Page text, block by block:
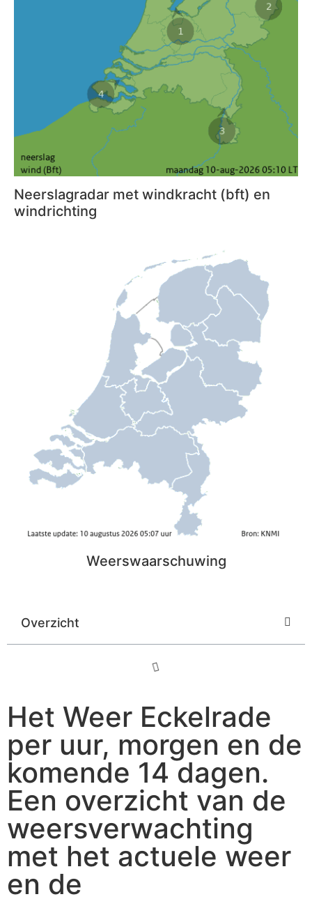
Neerslagradar met windkracht (bft) en
windrichting
Weerswaarschuwing
Overzicht
Het Weer Eckelrade
per uur, morgen en de
komende 14 dagen.
Een overzicht van de
weersverwachting
met het actuele weer
en de